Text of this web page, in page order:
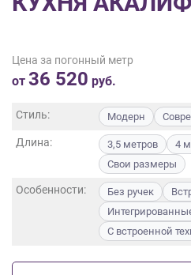
Цена за погонный метр
от 36 520 руб.
Стиль: Модерн
Длина: 3,5 метров 4
Свои размеры
Особенности: Без ручек
С встроенной
данных ,
Согласие
обработку
метрическими